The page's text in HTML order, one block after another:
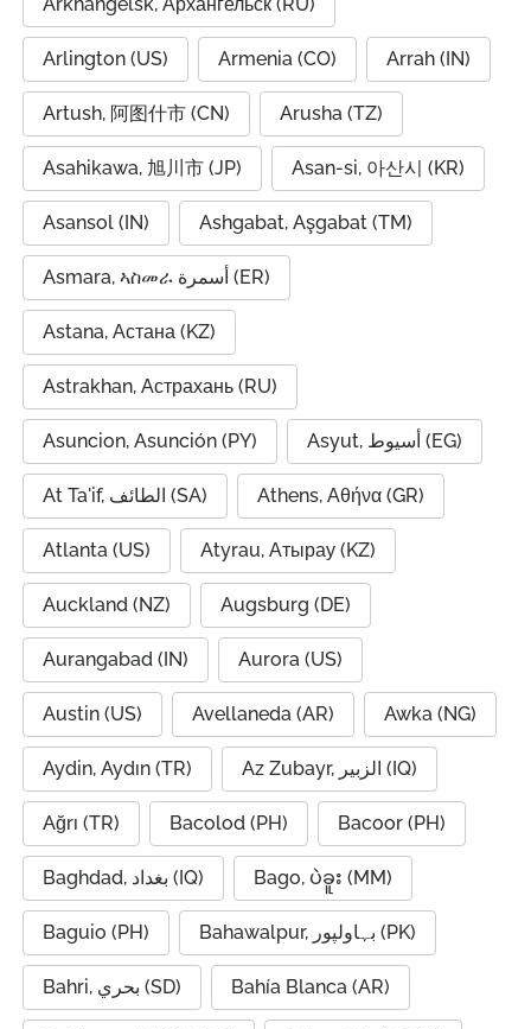
Arlington (US) Armenia (CO) Arrah (IN)
Artush, 阿图什市 (CN) Arusha (TZ)
Asahikawa, 旭川市 (JP) Asan-si, 아산시 (KR)
Asansol (IN) Ashgabat, Aşgabat (TM)
Asmara, ኣስመራ أسمرة (ER)
Astana, Астана (KZ)
Astrakhan, Астрахань (RU)
Asuncion, Asunción (PY) Asyut, أسيوط (EG)
At Ta'if, الطائف (SA) Athens, Αθήνα (GR)
Atlanta (US) Atyrau, Атырау (KZ)
Auckland (NZ) Augsburg (DE)
Aurangabad (IN) Aurora (US)
Austin (US) Avellaneda (AR) Awka (NG)
Aydin, Aydın (TR) Az Zubayr, الزبير (IQ)
Ağrı (TR) Bacolod (PH) Bacoor (PH)
Baghdad, بغداد (IQ) Bago, ပဲခူး (MM)
Baguio (PH) Bahawalpur, بہاولپور (PK)
Bahri, بحري (SD) Bahía Blanca (AR)